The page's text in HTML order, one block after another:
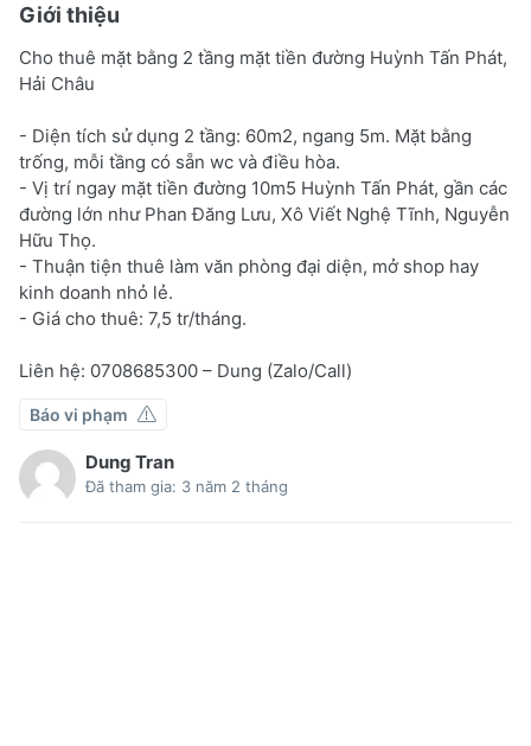
Giới thiệu
Cho thuê mặt bằng 2 tầng mặt tiền đường Huỳnh Tấn Phát,
Hải Châu
- Diện tích sử dụng 2 tầng: 60m2, ngang 5m. Mặt bằng
trống, mỗi tầng có sẵn wc và điều hòa.
- Vị trí ngay mặt tiền đường 10m5 Huỳnh Tấn Phát, gần các
đường lớn như Phan Đăng Lưu, Xô Viết Nghệ Tĩnh, Nguyễn
Hữu Thọ.
- Thuận tiện thuê làm văn phòng đại diện, mở shop hay
kinh doanh nhỏ lẻ.
- Giá cho thuê: 7,5 tr/tháng.
Liên hệ: 0708685300 – Dung (Zalo/Call)
Báo vi phạm
Dung Tran
Đã tham gia: 3 năm 2 tháng